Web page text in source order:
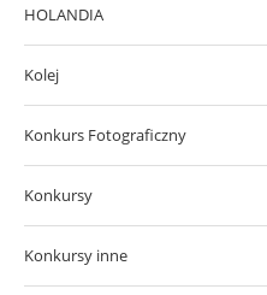
HOLANDIA
Kolej
Konkurs Fotograficzny
Konkursy
Konkursy inne